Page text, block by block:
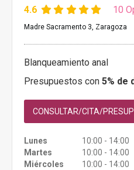
4.6 10
Madre Sacramento 3, Zaragoza
Blanqueamiento anal
Presupuestos con 5% de
CONSULTAR/CITA/
Lunes
10:00 -
Martes
10:00 -
Miércoles
10:00 -